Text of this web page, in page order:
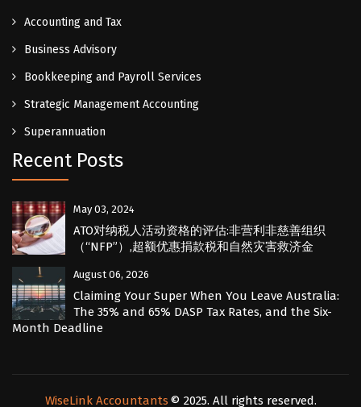
Accounting and Tax
Business Advisory
Bookkeeping and Payroll Services
Strategic Management Accounting
Superannuation
Recent Posts
May 03, 2024
ATO对纳税人活动资格的评估:非营利非慈善组织
（“NFP”）,超额优惠捐款税和自然灾害救济金
August 06, 2026
Claiming Your Super When You Leave Australia:
The 35% and 65% DASP Tax Rates, and the Six-
Month Deadline
WiseLink Accountants © 2025. All rights reserved.